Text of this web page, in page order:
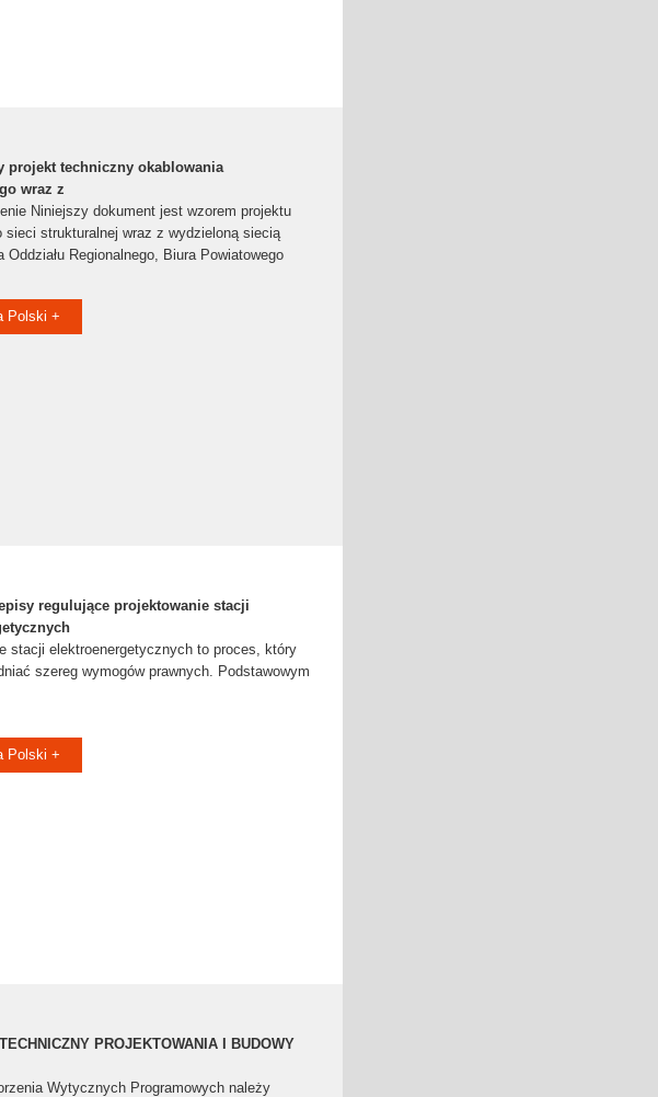
projekt techniczny okablowania
wraz z
Niniejszy dokument jest wzorem projektu
sieci strukturalnej wraz z wydzieloną siecią
Oddziału Regionalnego, Biura Powiatowego
Polski +
regulujące projektowanie stacji
stacji elektroenergetycznych to proces, który
szereg wymogów prawnych. Podstawowym
Polski +
PROJEKTOWANIA I BUDOWY
Wytycznych Programowych należy